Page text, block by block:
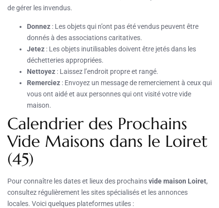
de gérer les invendus.
Donnez : Les objets qui n’ont pas été vendus peuvent être
donnés à des associations caritatives.
Jetez : Les objets inutilisables doivent être jetés dans les
déchetteries appropriées.
Nettoyez : Laissez l’endroit propre et rangé.
Remerciez : Envoyez un message de remerciement à ceux qui
vous ont aidé et aux personnes qui ont visité votre vide
maison.
Calendrier des Prochains
Vide Maisons dans le Loiret
(45)
Pour connaître les dates et lieux des prochainsvide maison Loiret,
consultez régulièrement les sites spécialisés et les annonces
locales. Voici quelques plateformes utiles :